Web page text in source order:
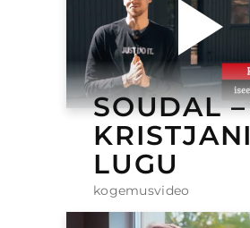
SOUDAL –
KRISTJANI
LUGU
kogemusvideo